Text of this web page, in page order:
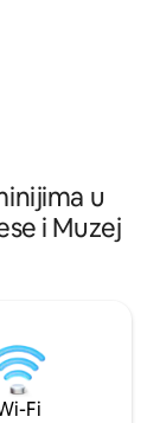
4,96/5,
u
i Muzej
Fi